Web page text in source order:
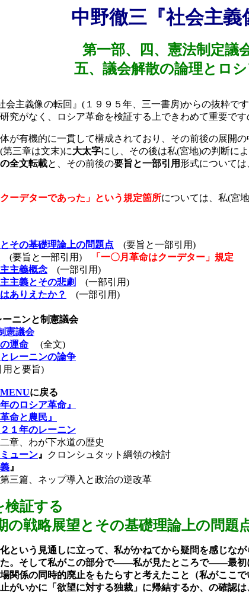
中野徹三『社会主義
第一部、四、憲法制定議
五、議会解散の論理とロ
主義像の転回』 ( １９９５年、三一書房)からの抜粋で
究がなく、ロシア革命を検証する上できわめて重要で
有機的に一貫して構成されており、その前後の展開
(第三章は文末)に大太字にし、その後は私(宮地)の判断に
全文転載と、その前後の要旨と一部引用形式について
ーデターであった」という規定箇所については、私(宮地
その基礎理論上の問題点 (要旨と一部引用)
(要旨と一部引用)
「一〇月革命はクーデター」規定
主義概念 (一部引用)
主義とその悲劇 (一部引用)
ありえたか？ (一部引用)
ニンと制憲議会
憲議会
運命 (全文)
レーニンの論争
用と要旨)
に戻る
のロシア革命』
命と農民』
１年のレーニン
章、わが下水道の歴史
ューン 』
クロンシュタット綱領の検討
』
三篇、ネップ導入と政治の逆改革
証する
戦略展望とその基礎理論上の問題
という見通しに立って、私がかねてから疑問を感じな
。そして私がこの部分で――私が見たところで――最初
関係の同時的廃止をもたらすと考えたこと（私がここ
がいかに「欲望に対する独裁」に帰結するか、の確認